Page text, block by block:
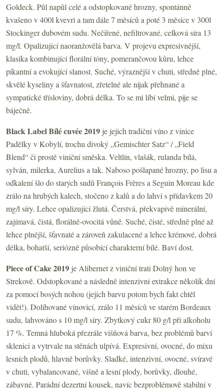
Goldeck. Půl napůl celé a odstopkované hrozny, spontánně
kvašeno v 400l kvevri a tam dále 7 měsíců a poté 3 měsíce v 300l
Stockinger dubovém sudu. Nečiřené, nefiltrované, celková síra 13
mg/l. Opalizující naoranžovělá barva. V projevu expresivnější,
klasika kombinující florální tóny, pomerančovou kůru, lehce
pikantní a evokující slanost. Suché, výraznější v chuti, středně plné,
skvělé kyseliny a šťavnatost, zřetelné ale nijak přehnané a
sympatické třísloviny, dobrá délka. To se mi líbí velmi, pije se
báječně.
Black Label Bílé cuvée 2019 je jejich tradiční víno z vinice
Padělky v Kobylí, trochu divoký „Gemischter Satz“ / „Field
Blend“ či prostě viniční směska. Veltlín, vlašák, rulanda bílá,
sylván, milerka, Aurelius a tak. Naboso pošlapané hrozny, po lisu a
odkalení šlo do starých sudů François Frères a Seguin Moreau kde
zrálo na hrubých kalech, stočeno z kalů a do lahví s přídavkem 20
mg/l síry. Lehce opalizující žlutá. Čerstvá, překvapivě minerální,
zajímavá, čistá, florálně-ovocitá vůně. Suché, čisté, středně plné až
lehce plnější, šťavnaté a zároveň zakulacené a lehce krémové, dobrá
délka, bohatší, seriózně působící charakterní bílé. Baví dost.
Piece of Cake 2019 je Alibernet z viniční trati Dolný hon ve
Strekově. Odstopkované a následně intenzivní extrakce několik dní
za pomocí bosých nohou (jejich barvu potom bych fakt chtěl
vidět!). Dolihované vínovicí, zrálo 11 měsíců ve starém Bordeaux
sudu, lahvováno s 10 mg/l síry. Zbytkový cukr 80 g/l při alkoholu
17 %. Temná hluboká přezrále višňová barva, bez problémů barví
sklenici a vytrvale na stěnách ulpívá. Expresivní, ovocné, do mixu
lesních plodů, hlavně borůvky. Sladké, intenzivní, ovocné, svíravé
v chuti, vybalancované, višně a lesní plody, borůvky, dlouhé,
zábavné. Parádní dezertní kousek, navíc bezproblémově stabilní v